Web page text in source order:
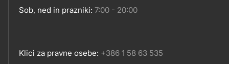
Sob, ned in prazniki: 7:00 - 20:00
Klici za pravne osebe: +386 1 58 63 535